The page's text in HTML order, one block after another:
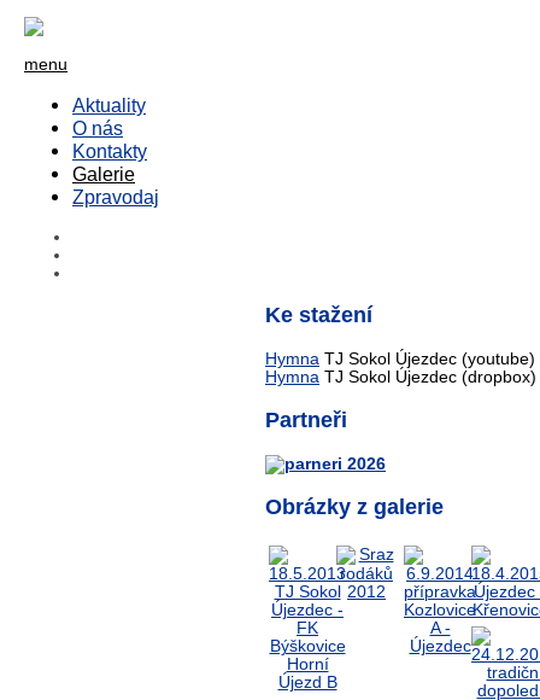
menu
Aktuality
O nás
Kontakty
Galerie
Zpravodaj
Ke stažení
Hymna TJ Sokol Újezdec (youtube)
Hymna TJ Sokol Újezdec (dropbox)
Partneři
Obrázky z galerie